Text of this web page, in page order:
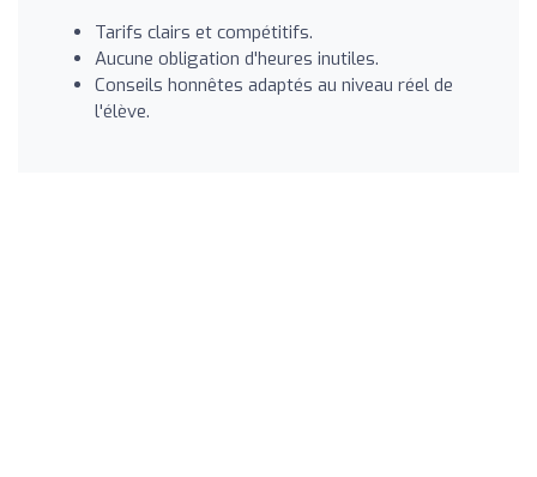
Tarifs clairs et compétitifs.
Aucune obligation d'heures inutiles.
Conseils honnêtes adaptés au niveau réel de
l'élève.